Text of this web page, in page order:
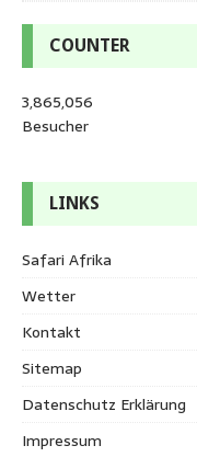
COUNTER
3,865,056
Besucher
LINKS
Safari Afrika
Wetter
Kontakt
Sitemap
Datenschutz Erklärung
Impressum